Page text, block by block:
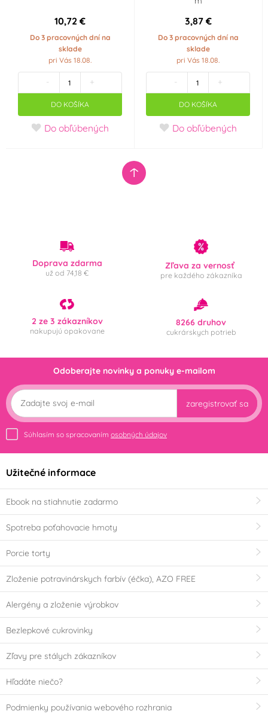
10,72 €
Do 3 pracovných dní na
sklade
pri Vás 18.08.
- +
DO KOŠÍKA
Do obľúbených
3,87 €
Do 3 pracovných dní na
sklade
pri Vás 18.08.
- +
DO KOŠÍKA
Do obľúbených
Doprava zdarma
už od 74,18 €
Zľava za vernosť
pre každého zákazníka
2 ze 3 zákazníkov
nakupujú opakovane
8266 druhov
cukrárskych potrieb
Odoberajte novinky a ponuky e-mailom
zaregistrovať sa
Súhlasím so spracovaním osobných údajov
Užitečné informace
Ebook na stiahnutie zadarmo
Spotreba poťahovacie hmoty
Porcie torty
Zloženie potravinárskych farbív (éčka), AZO FREE
Alergény a zloženie výrobkov
Bezlepkové cukrovinky
Zľavy pre stálych zákazníkov
Hľadáte niečo?
Podmienky používania webového rozhrania